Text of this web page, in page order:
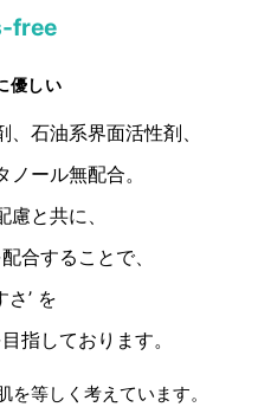
free
優しい
石油系界面活性剤、
ール無配合。
と共に、
合することで、
さ’ を
指しております。
等しく考えています。